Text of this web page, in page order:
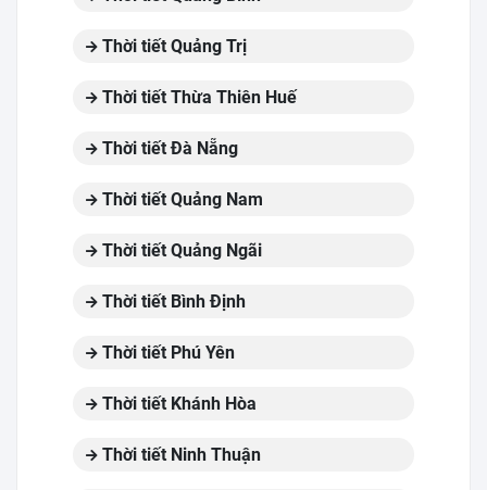
Thời tiết Quảng Trị
Thời tiết Thừa Thiên Huế
Thời tiết Đà Nẵng
Thời tiết Quảng Nam
Thời tiết Quảng Ngãi
Thời tiết Bình Định
Thời tiết Phú Yên
Thời tiết Khánh Hòa
Thời tiết Ninh Thuận